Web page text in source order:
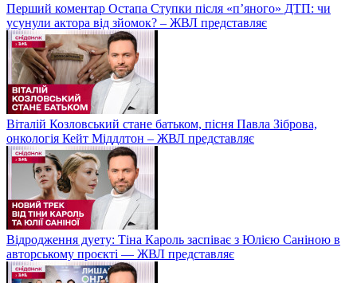
Перший коментар Остапа Ступки після «п’яного» ДТП: чи
усунули актора від зйомок? – ЖВЛ представляє
Віталій Козловський стане батьком, пісня Павла Зіброва,
онкологія Кейт Міддлтон – ЖВЛ представляє
Відродження дуету: Тіна Кароль заспіває з Юлією Саніною в
авторському проєкті — ЖВЛ представляє